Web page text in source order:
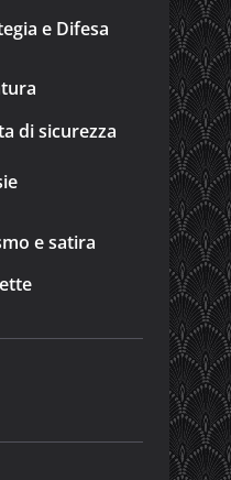
e Difesa
di sicurezza
e satira